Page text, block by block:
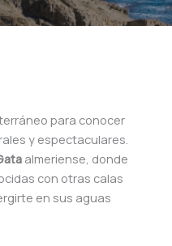
para conocer
y espectaculares.
almeriense, donde
con otras calas
en sus aguas